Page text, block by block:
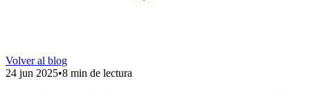
Volver al blog
24 jun 2025•8 min de lectura